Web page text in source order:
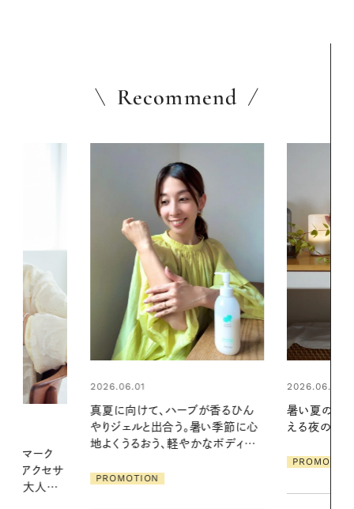
Recommend
2026.06.01
暑い夏のナイトルーティン。私を整
える夜の爽やかご褒美ケア
2026.06.01
お出かけ前
の一日。汗ば